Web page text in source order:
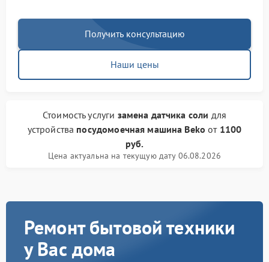
Получить консультацию
Наши цены
Стоимость услуги замена датчика соли для
устройства посудомоечная машина Beko от 1100
руб.
Цена актуальна на текущую дату 06.08.2026
Ремонт бытовой техники
у Вас дома